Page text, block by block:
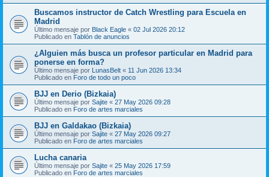
Buscamos instructor de Catch Wrestling para Escuela en
Madrid
Último mensaje por Black Eagle « 02 Jul 2026 20:12
Publicado en Tablón de anuncios
¿Alguien más busca un profesor particular en Madrid para
ponerse en forma?
Último mensaje por LunasBelt « 11 Jun 2026 13:34
Publicado en Foro de todo un poco
BJJ en Derio (Bizkaia)
Último mensaje por Sajite « 27 May 2026 09:28
Publicado en Foro de artes marciales
BJJ en Galdakao (Bizkaia)
Último mensaje por Sajite « 27 May 2026 09:27
Publicado en Foro de artes marciales
Lucha canaria
Último mensaje por Sajite « 25 May 2026 17:59
Publicado en Foro de artes marciales